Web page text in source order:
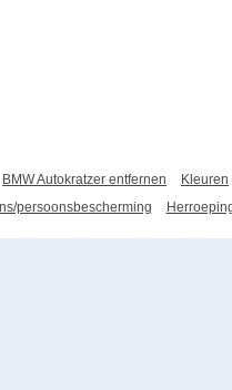
BMW Autokratzer entfernen
Kleuren
persoonsbescherming